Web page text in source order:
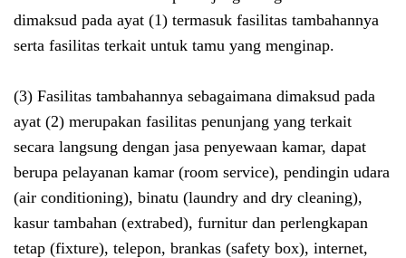
dimaksud pada ayat (1) termasuk fasilitas tambahannya
serta fasilitas terkait untuk tamu yang menginap.
(3) Fasilitas tambahannya sebagaimana dimaksud pada
ayat (2) merupakan fasilitas penunjang yang terkait
secara langsung dengan jasa penyewaan kamar, dapat
berupa pelayanan kamar (room service), pendingin udara
(air conditioning), binatu (laundry and dry cleaning),
kasur tambahan (extrabed), furnitur dan perlengkapan
tetap (fixture), telepon, brankas (safety box), internet,